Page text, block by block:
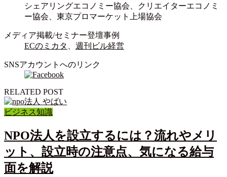
シェアリングエコノミー協会、クリエイターエコノミ
ー協会、東京プロマーケット上場協会
メディア掲載/セミナー登壇事例
ECのミカタ
週刊ビル経営
SNSアカウントへのリンク
RELATED POST
ビジネス知識
NPO法人を設立するには？流れやメリ
ット、設立時の注意点、気になる給与
面を解説